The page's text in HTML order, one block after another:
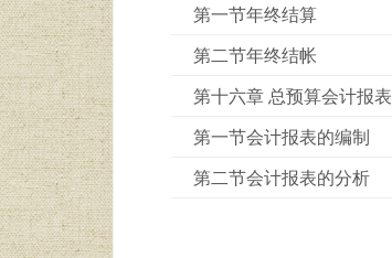
第一节年终结算
第二节年终结帐
第十六章 总预算会计报表
第一节会计报表的编制
第二节会计报表的分析